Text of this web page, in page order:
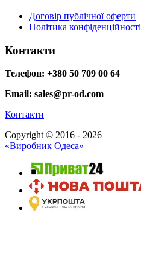
Договір публічної оферти
Політика конфіденційності
Контакти
Телефон: +380 50 709 00 64
Email: sales@pr-od.com
Контакти
Copyright © 2016 - 2026
«Виробник Одеса»